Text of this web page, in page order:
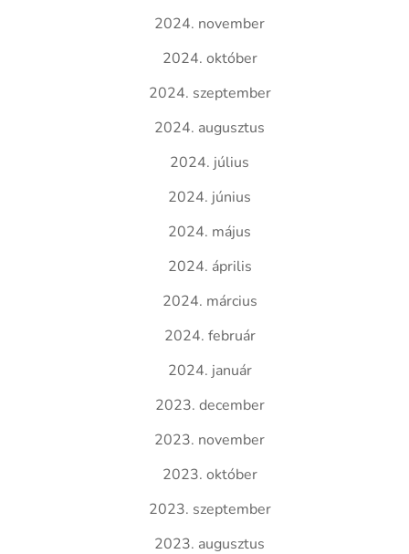
2024. november
2024. október
2024. szeptember
2024. augusztus
2024. július
2024. június
2024. május
2024. április
2024. március
2024. február
2024. január
2023. december
2023. november
2023. október
2023. szeptember
2023. augusztus